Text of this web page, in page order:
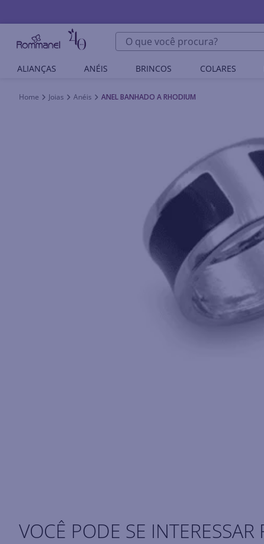
O que você procura?
ALIANÇAS ANÉIS BRINCOS COLARES
Joias Anéis ANEL BANHADO A RHODIUM
VOCÊ PODE SE INTERESSAR